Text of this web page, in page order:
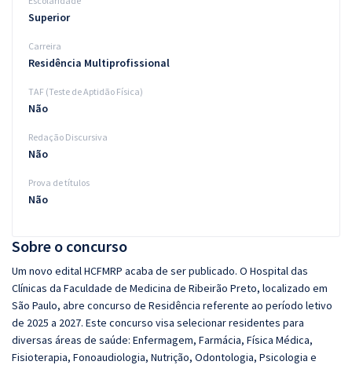
Sobre o concurso
Um novo edital HCFMRP acaba de ser publicado. O Hospital das
Clínicas da Faculdade de Medicina de Ribeirão Preto, localizado em
São Paulo, abre concurso de Residência referente ao período letivo
de 2025 a 2027. Este concurso visa selecionar residentes para
diversas áreas de saúde: Enfermagem, Farmácia, Física Médica,
Fisioterapia, Fonoaudiologia, Nutrição, Odontologia, Psicologia e
Superior
Carreira
Residência Multiprofissional
TAF (Teste de Aptidão Física)
Não
Redação Discursiva
Não
Prova de títulos
Não